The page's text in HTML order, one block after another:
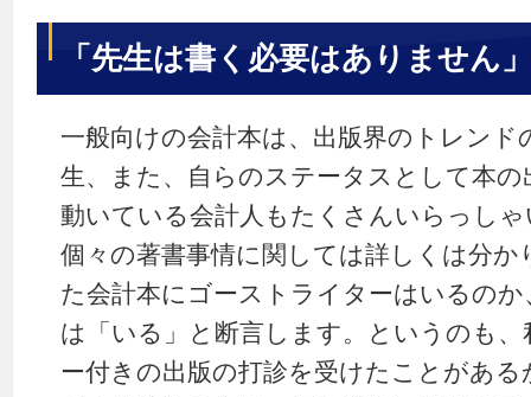
「先生は書く必要はありません」
一般向けの会計本は、出版界のトレンド
生、また、自らのステータスとして本の
動いている会計人もたくさんいらっし
個々の著書事情に関しては詳しくは分
た会計本にゴーストライターはいるの
は「いる」と断言します。というのも
ー付きの出版の打診を受けたことがある